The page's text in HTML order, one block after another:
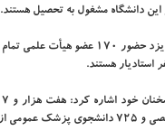
دانشگاه مشغول به تحصیل هستند.
فارغ التحصیل شده اند.